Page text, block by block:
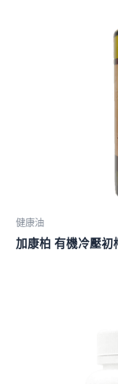
健康油
加康柏 有機冷壓